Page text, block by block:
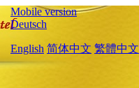
Mobile version
Deutsch
English 简体中文 繁體中文